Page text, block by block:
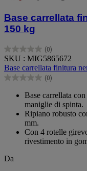
Base carrellata
150 kg
(0)
0.0
su
5
stelle.
SKU : MIG5865672
Base carrellata finitura
(0)
0.0
Base carrellata
maniglie di spinta.
Ripiano robusto
mm.
Con 4 rotelle
rivestimento in
Da